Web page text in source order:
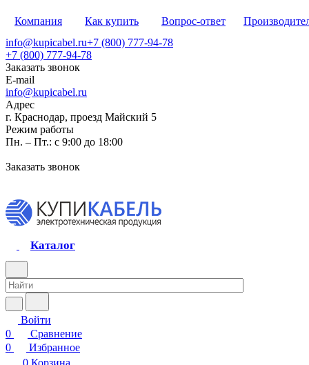
Компания Как купить Вопрос-ответ
info@kupicabel.ru+7 (800) 777-94-78
+7 (800) 777-94-78
Заказать звонок
E-mail
info@kupicabel.ru
Адрес
г. Краснодар, проезд Майский 5
Режим работы
Пн. – Пт.: с 9:00 до 18:00
Заказать звонок
Каталог
Войти
0
Сравнение
0
Избранное
0 Корзина